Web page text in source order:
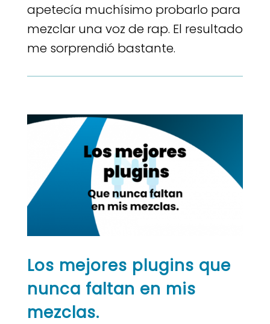
apetecía muchísimo probarlo para
mezclar una voz de rap. El resultado
me sorprendió bastante.
Los mejores plugins que
nunca faltan en mis
mezclas.